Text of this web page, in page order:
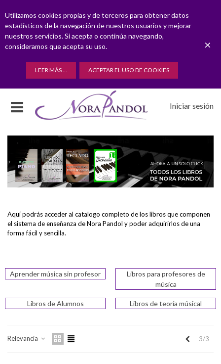
Utilizamos cookies propias y de terceros para obtener datos
estadísticos de la navegación de nuestros usuarios y mejorar
nuestros servicios. Si acepta o continúa navegando,
consideramos que acepta su uso.
LEER MÁS ... ACEPTAR EL USO DE COOKIES
×
Iniciar sesión
Aquí podrás acceder al catalogo completo de los libros que componen
el sistema de enseñanza de Nora Pandol y poder adquirirlos de una
forma fácil y sencilla.
Aprender música sin profesor
Libros para profesores de
música
Libros de Alumnos Libros de teoría músical
Relevancia Anterior
3/3